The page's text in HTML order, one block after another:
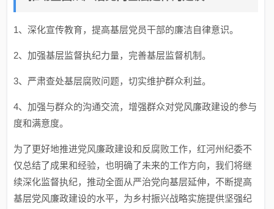
1、深化宣传教育，提高基层党员干部的廉洁自律意识。
2、加强基层监督执纪力量，完善基层监督机制。
3、严肃查处基层腐败问题，切实维护群众利益。
4、加强与群众的沟通交流，增强群众对党风廉政建设的参与
度和满意度。
为了更好地推进党风廉政建设和反腐败工作，红河州纪委不
仅总结了成果和经验，也明确了未来的工作方向，我们将继
续深化监督执纪，推动全面从严治党向基层延伸，不断提高
基层党风廉政建设的水平，为乡村振兴战略实施提供坚强纪